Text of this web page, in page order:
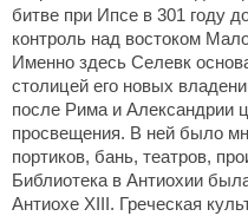
битве при Ипсе в 301 году
контроль над востоком
Именно здесь Селевк
столицей его новых
после Рима и Александрии
просвещения. В ней было
портиков, бань, театров,
Библиотека в Антиохии
Антиохе XIII. Греческая